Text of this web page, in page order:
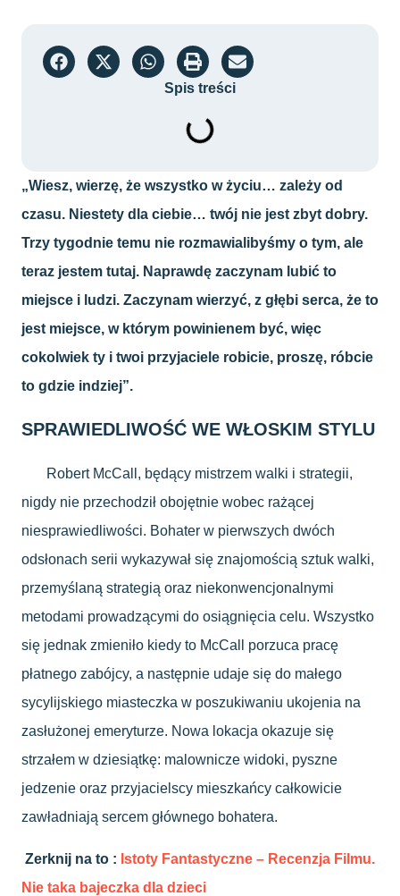
Spis treści
„Wiesz, wierzę, że wszystko w życiu… zależy od
czasu. Niestety dla ciebie… twój nie jest zbyt dobry.
Trzy tygodnie temu nie rozmawialibyśmy o tym, ale
teraz jestem tutaj. Naprawdę zaczynam lubić to
miejsce i ludzi. Zaczynam wierzyć, z głębi serca, że ​​to
jest miejsce, w którym powinienem być, więc
cokolwiek ty i twoi przyjaciele robicie, proszę, róbcie
to gdzie indziej”.
SPRAWIEDLIWOŚĆ WE WŁOSKIM STYLU
Robert McCall, będący mistrzem walki i strategii,
nigdy nie przechodził obojętnie wobec rażącej
niesprawiedliwości. Bohater w pierwszych dwóch
odsłonach serii wykazywał się znajomością sztuk walki,
przemyślaną strategią oraz niekonwencjonalnymi
metodami prowadzącymi do osiągnięcia celu. Wszystko
się jednak zmieniło kiedy to McCall porzuca pracę
płatnego zabójcy, a następnie udaje się do małego
sycylijskiego miasteczka w poszukiwaniu ukojenia na
zasłużonej emeryturze. Nowa lokacja okazuje się
strzałem w dziesiątkę: malownicze widoki, pyszne
jedzenie oraz przyjacielscy mieszkańcy całkowicie
zawładniają sercem głównego bohatera.
Zerknij na to : Istoty Fantastyczne – Recenzja Filmu.
Nie taka bajeczka dla dzieci